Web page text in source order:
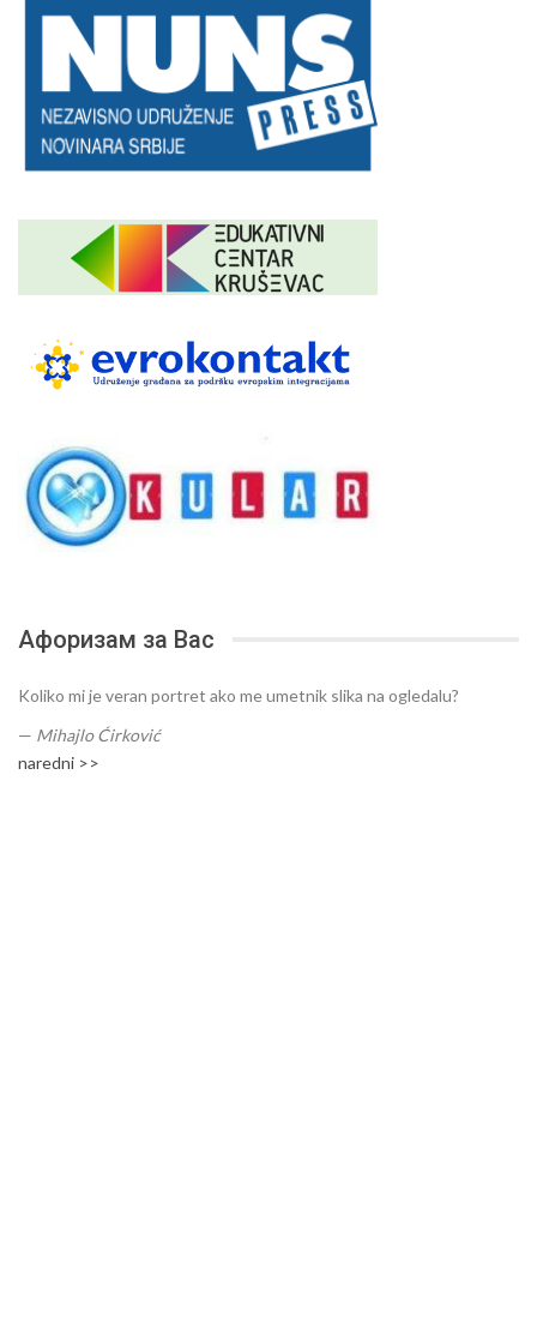
Афоризам за Вас
Koliko mi je veran portret ako me umetnik slika na ogledalu?
— Mihajlo Ćirković
naredni >>